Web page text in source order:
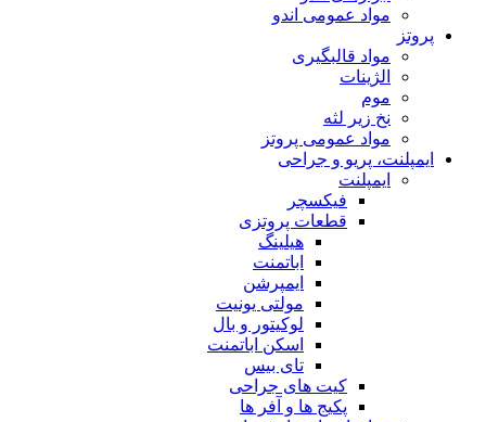
مواد عمومی اندو
پروتز
مواد قالبگیری
الژینات
موم
نخ زیر لثه
مواد عمومی پروتز
ایمپلنت، پریو و جراحی
ایمپلنت
فیکسچر
قطعات پروتزی
هیلینگ
اباتمنت
ایمپرشن
مولتی یونیت
لوکیتور و بال
اسکن اباتمنت
تای بیس
کیت های جراحی
پکیج ها و آفر ها